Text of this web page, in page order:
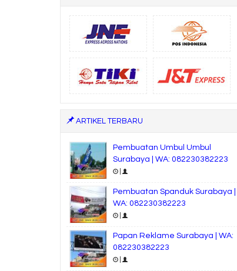
ARTIKEL TERBARU
Pembuatan Umbul Umbul
Surabaya | WA: 082230382223
Pembuatan Spanduk Surabaya |
WA: 082230382223
Papan Reklame Surabaya | WA:
082230382223